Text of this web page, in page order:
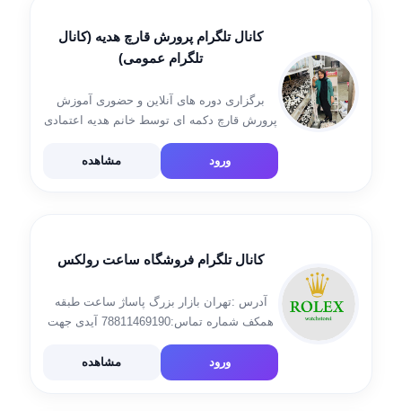
کانال تلگرام پرورش قارچ هدیه (کانال
تلگرام عمومی)
برگزاری دوره های آنلاین و حضوری آموزش
پرورش قارچ دکمه ای توسط خانم هدیه اعتمادی
آموزش و تولید و صادرات قارچ به کشورهای
حوزه خلیج فارس […]
ورود مشاهده
کانال تلگرام فروشگاه ساعت رولکس
آدرس :تهران بازار بزرگ پاساژ ساعت طبقه
همکف شماره تماس:⁦09196411887 آیدی جهت
اعتماد سازی t.me/etemadsazismart
ورود مشاهده